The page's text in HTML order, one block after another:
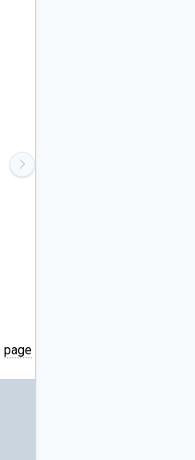
page